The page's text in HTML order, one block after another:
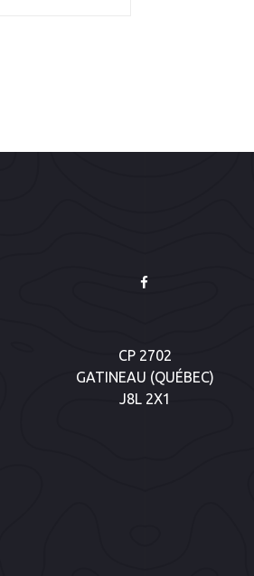
CP 2702
GATINEAU (QUÉBEC)
J8L 2X1